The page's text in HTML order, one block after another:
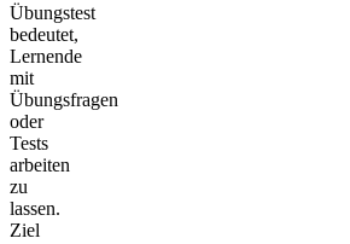
Übungstest
bedeutet,
Lernende
mit
Übungsfragen
oder
Tests
arbeiten
zu
lassen.
Ziel